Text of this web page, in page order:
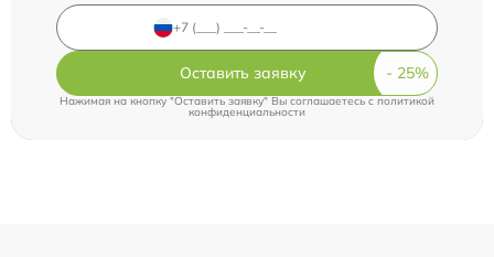
Оставить заявку
Нажимая на кнопку "Оставить заявку" Вы соглашаетесь cполитикой
конфиденциальности